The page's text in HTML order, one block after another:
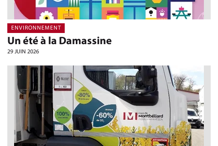
Un été à la Damassine
29 JUIN 2026
ENVIRONNEMENT